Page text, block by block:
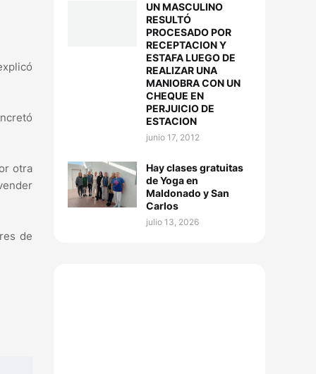
otra
de
UN MASCULINO
RESULTÓ
PROCESADO POR
RECEPTACION Y
ESTAFA LUEGO DE
REALIZAR UNA
MANIOBRA CON UN
CHEQUE EN
PERJUICIO DE
ESTACION
junio 17, 2012
Hay clases gratuitas
de Yoga en
Maldonado y San
Carlos
julio 13, 2026